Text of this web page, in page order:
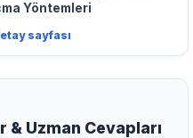
Yöntemleri
sayfası
& Uzman Cevapları